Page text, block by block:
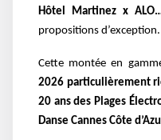
Hôtel Martinez x
propositions d’exception.
Cette montée en
2026 particulièrement
20 ans des Plages
Danse Cannes Côte